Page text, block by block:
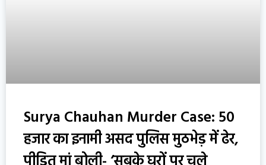
Surya Chauhan Murder Case: 50
हजार का इनामी असद पुलिस मुठभेड़ में ढेर,